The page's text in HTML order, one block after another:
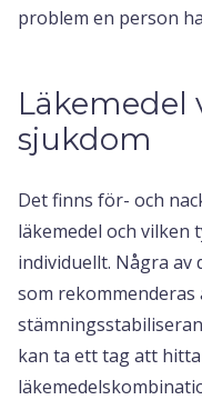
problem en person
Läkemedel
sjukdom
Det finns för- och
läkemedel och vilken
individuellt. Några av
som rekommenderas
kan ta ett tag att